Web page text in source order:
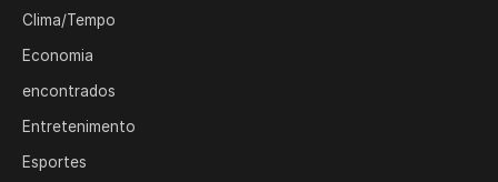
Clima/Tempo
Economia
encontrados
Entretenimento
Esportes